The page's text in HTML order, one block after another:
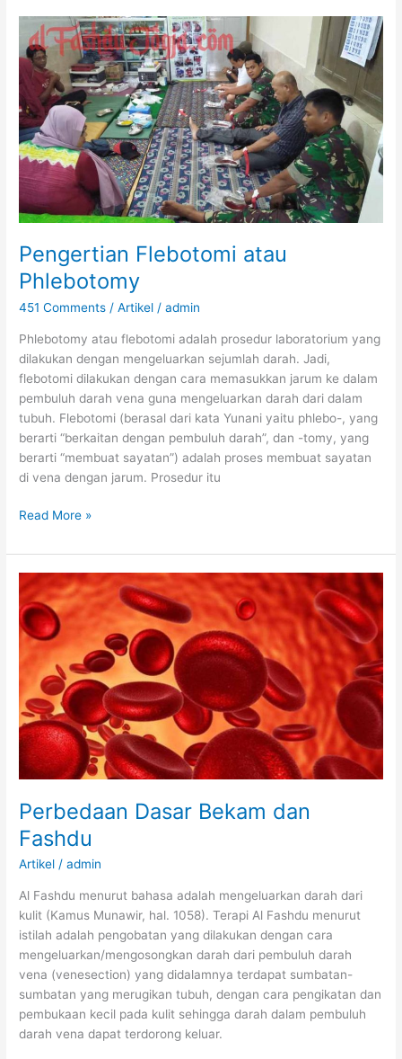
Manusia
Pengertian Flebotomi atau
Phlebotomy
451 Comments /Artikel /admin
Phlebotomy atau flebotomi adalah prosedur laboratorium yang
dilakukan dengan mengeluarkan sejumlah darah. Jadi,
flebotomi dilakukan dengan cara memasukkan jarum ke dalam
pembuluh darah vena guna mengeluarkan darah dari dalam
tubuh. Flebotomi (berasal dari kata Yunani yaitu phlebo-, yang
berarti “berkaitan dengan pembuluh darah”, dan -tomy, yang
berarti “membuat sayatan”) adalah proses membuat sayatan
di vena dengan jarum. Prosedur itu
Pengertian
atau
Phlebotomy
Read More »
Perbedaan Dasar Bekam dan
Fashdu
Artikel /admin
Al Fashdu menurut bahasa adalah mengeluarkan darah dari
kulit (Kamus Munawir, hal. 1058). Terapi Al Fashdu menurut
istilah adalah pengobatan yang dilakukan dengan cara
mengeluarkan/mengosongkan darah dari pembuluh darah
vena (venesection) yang didalamnya terdapat sumbatan-
sumbatan yang merugikan tubuh, dengan cara pengikatan dan
pembukaan kecil pada kulit sehingga darah dalam pembuluh
darah vena dapat terdorong keluar.